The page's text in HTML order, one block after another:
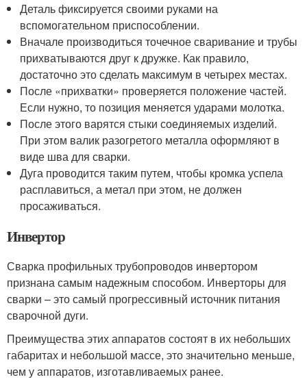
Деталь фиксируется своими руками на
вспомогательном приспособлении.
Вначале производиться точечное сваривание и трубы
прихватываются друг к дружке. Как правило,
достаточно это сделать максимум в четырех местах.
После «прихватки» проверяется положение частей.
Если нужно, то позиция меняется ударами молотка.
После этого варятся стыки соединяемых изделий.
При этом валик разогретого металла оформляют в
виде шва для сварки.
Дуга проводится таким путем, чтобы кромка успела
расплавиться, а метал при этом, не должен
просаживаться.
Инвертор
Сварка профильных трубопроводов инвертором
признана самым надежным способом. Инверторы для
сварки – это самый прогрессивный источник питания
сварочной дуги.
Преимущества этих аппаратов состоят в их небольших
габаритах и небольшой массе, это значительно меньше,
чем у аппаратов, изготавливаемых ранее.